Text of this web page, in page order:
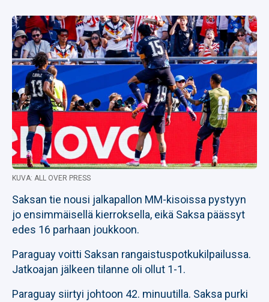
KUVA: ALL OVER PRESS
Saksan tie nousi jalkapallon MM-kisoissa pystyyn
jo ensimmäisellä kierroksella, eikä Saksa päässyt
edes 16 parhaan joukkoon.
Paraguay voitti Saksan rangaistuspotkukilpailussa.
Jatkoajan jälkeen tilanne oli ollut 1-1.
Paraguay siirtyi johtoon 42. minuutilla. Saksa purki